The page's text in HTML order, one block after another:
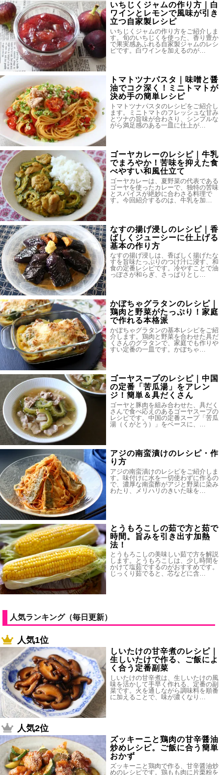
いちじくジャムの作り方｜白
ワインとレモンで風味が引き
立つ自家製レシピ
いちじくジャムの作り方をご紹介しま
す。旬のいちじくを使った、香り豊か
で果実感あふれる自家製ジャムのレシ
ピです。白ワインを加えるのが…
トマトツナパスタ｜味噌と醤
油でコク深く！ミニトマトが
決め手の簡単レシピ
トマトツナパスタのレシピをご紹介し
ます。ミニトマトのフレッシュな甘み
とツナの旨味が合わさり、シンプルな
がら満足感のある一皿に仕上が…
ゴーヤカレーのレシピ｜牛乳
でまろやか！苦味を抑えた食
べやすい和風仕立て
ゴーヤカレーは、夏野菜の代表である
ゴーヤを使ったカレーで、独特の苦味
とスパイスが絶妙に合わさる料理で
す。今回紹介するのは、牛乳を加…
なすの揚げ浸しのレシピ｜香
ばしくジューシーに仕上げる
基本の作り方
なすの揚げ浸しは、香ばしく揚げたな
すを旨味たっぷりのつけ汁に浸す、和
食の定番レシピです。冷やすことで油
っぽさが和らぎ、さっぱりとし…
かぼちゃグラタンのレシピ｜
鶏肉と野菜がたっぷり！家庭
で作れる本格派
かぼちゃグラタンの基本レシピをご紹
介します。鶏肉と野菜を合わせた具だ
くさんのグラタンで、家庭でも作りや
すい定番の一皿です。かぼちゃ…
ゴーヤスープのレシピ｜中国
の定番「苦瓜湯」をアレン
ジ！簡単＆具だくさん
ゴーヤと豚肉を組み合わせた、具だく
さんで食べ応えのあるゴーヤスープの
レシピです。中国の定番スープ「苦瓜
湯（くがとう）」をベースに、…
アジの南蛮漬けのレシピ・作
り方
アジの南蛮漬けのレシピをご紹介しま
す。味付けに水を一切使わずに作るの
で、濃厚な南蛮酢がアジと野菜に染み
わたり、メリハリのきいた味を…
とうもろこしの茹で方と茹で
時間。旨みを引き出す加熱
法！
とうもろこしの美味しい茹で方を解説
します。とうもろこしは、少し時間を
かけて塩茹でするのがおすすめです。
じっくり茹でると、芯などに含…
人気ランキング（毎日更新）
人気1位
しいたけの甘辛煮のレシピ｜
生しいたけで作る、ご飯によ
く合う定番副菜
しいたけの甘辛煮は、生しいたけの風
味を活かして手早く作れる、定番の副
菜です。火を通しながら調味料を順番
に加えることで、味が濃くなり…
人気2位
ズッキーニと鶏肉の甘辛醤油
炒めレシピ。ご飯に合う簡単
おかず
ズッキーニと鶏肉で作る、甘辛醤油炒
めのレシピです。鶏もも肉に片栗粉を